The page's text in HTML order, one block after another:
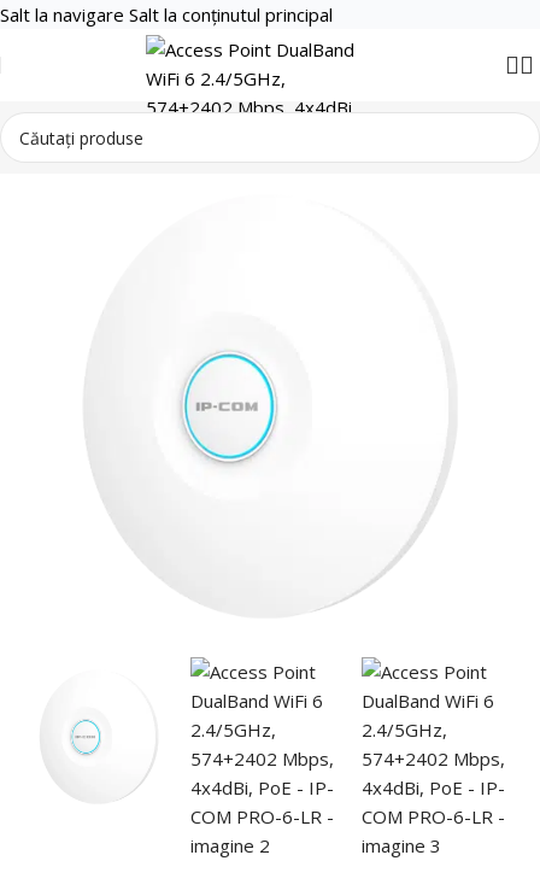
Salt la navigare Salt la conținutul principal
Retelistica Transmisie wireless IP